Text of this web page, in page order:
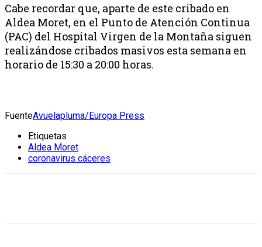
Cabe recordar que, aparte de este cribado en
Aldea Moret, en el Punto de Atención Continua
(PAC) del Hospital Virgen de la Montaña siguen
realizándose cribados masivos esta semana en
horario de 15:30 a 20:00 horas.
FuenteAvuelapluma/Europa Press
Etiquetas
Aldea Moret
coronavirus cáceres